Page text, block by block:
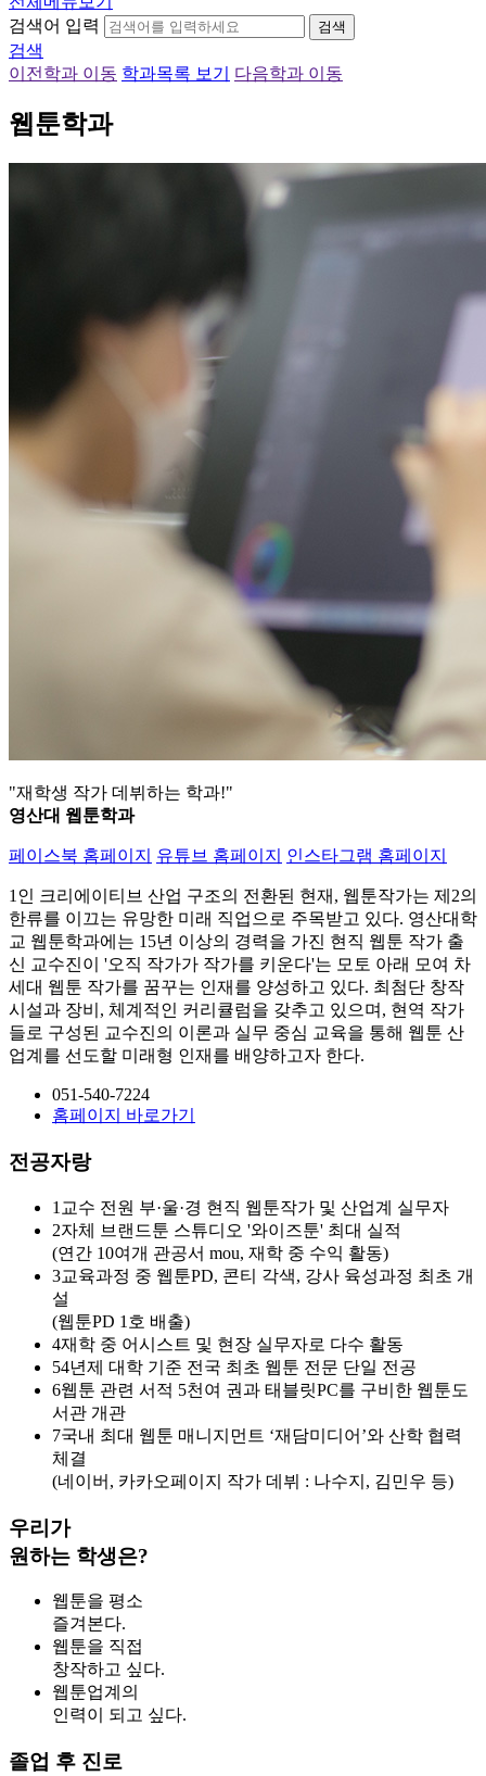
검색어 입력
검색
검색
이전학과 이동 학과목록 보기 다음학과 이동
웹툰학과
"재학생 작가 데뷔하는 학과!"
영산대 웹툰학과
페이스북 홈페이지 유튜브 홈페이지 인스타그램 홈페이지
1인 크리에이티브 산업 구조의 전환된 현재, 웹툰작가는 제2의
한류를 이끄는 유망한 미래 직업으로 주목받고 있다. 영산대학
교 웹툰학과에는 15년 이상의 경력을 가진 현직 웹툰 작가 출
신 교수진이 '오직 작가가 작가를 키운다'는 모토 아래 모여 차
세대 웹툰 작가를 꿈꾸는 인재를 양성하고 있다. 최첨단 창작
시설과 장비, 체계적인 커리큘럼을 갖추고 있으며, 현역 작가
들로 구성된 교수진의 이론과 실무 중심 교육을 통해 웹툰 산
업계를 선도할 미래형 인재를 배양하고자 한다.
051-540-7224
홈페이지 바로가기
전공자랑
1 교수 전원 부·울·경 현직 웹툰작가 및 산업계 실무자
2자체 브랜드툰 스튜디오 '와이즈툰' 최대 실적
(연간 10여개 관공서 mou, 재학 중 수익 활동)
3교육과정 중 웹툰PD, 콘티 각색, 강사 육성과정 최초 개
설
(웹툰PD 1호 배출)
4재학 중 어시스트 및 현장 실무자로 다수 활동
54년제 대학 기준 전국 최초 웹툰 전문 단일 전공
6웹툰 관련 서적 5천여 권과 태블릿PC를 구비한 웹툰도
서관 개관
7국내 최대 웹툰 매니지먼트 ‘재담미디어’와 산학 협력
체결
(네이버, 카카오페이지 작가 데뷔 : 나수지, 김민우 등)
우리가
원하는 학생은?
웹툰을 평소
즐겨본다.
웹툰을 직접
창작하고 싶다.
웹툰업계의
인력이 되고 싶다.
졸업 후 진로